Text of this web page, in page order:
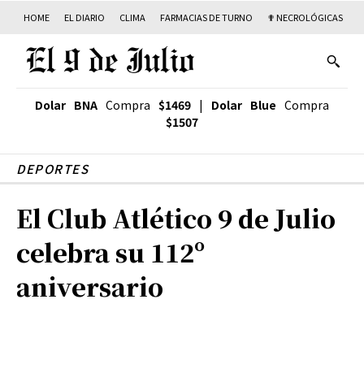
HOME EL DIARIO CLIMA FARMACIAS DE TURNO ✟ NECROLÓGICAS
Dolar BNA Compra $1469 | Dolar Blue Compra
$1507
DEPORTES
El Club Atlético 9 de Julio
celebra su 112º
aniversario